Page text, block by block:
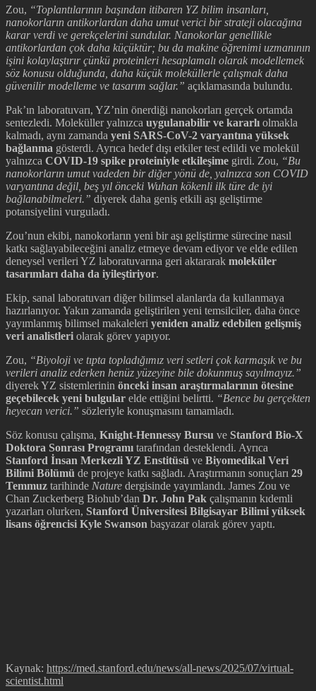
Zou, “Toplantılarının başından itibaren YZ bilim insanları,
nanokorların antikorlardan daha umut verici bir strateji olacağına
karar verdi ve gerekçelerini sundular. Nanokorlar genellikle
antikorlardan çok daha küçüktür; bu da makine öğrenimi uzmanının
işini kolaylaştırır çünkü proteinleri hesaplamalı olarak modellemek
söz konusu olduğunda, daha küçük moleküllerle çalışmak daha
güvenilir modelleme ve tasarım sağlar.” açıklamasında bulundu.
Pak’ın laboratuvarı, YZ’nin önerdiği nanokorları gerçek ortamda
sentezledi. Moleküller yalnızca uygulanabilir ve kararlı olmakla
kalmadı, aynı zamanda yeni SARS-CoV-2 varyantına yüksek
bağlanma gösterdi. Ayrıca hedef dışı etkiler test edildi ve molekül
yalnızca COVID-19 spike proteiniyle etkileşime girdi. Zou, “Bu
nanokorların umut vadeden bir diğer yönü de, yalnızca son COVID
varyantına değil, beş yıl önceki Wuhan kökenli ilk türe de iyi
bağlanabilmeleri.” diyerek daha geniş etkili aşı geliştirme
potansiyelini vurguladı.
Zou’nun ekibi, nanokorların yeni bir aşı geliştirme sürecine nasıl
katkı sağlayabileceğini analiz etmeye devam ediyor ve elde edilen
deneysel verileri YZ laboratuvarına geri aktararak moleküler
tasarımları daha da iyileştiriyor.
Ekip, sanal laboratuvarı diğer bilimsel alanlarda da kullanmaya
hazırlanıyor. Yakın zamanda geliştirilen yeni temsilciler, daha önce
yayımlanmış bilimsel makaleleri yeniden analiz edebilen gelişmiş
veri analistleri olarak görev yapıyor.
Zou, “Biyoloji ve tıpta topladığımız veri setleri çok karmaşık ve bu
verileri analiz ederken henüz yüzeyine bile dokunmuş sayılmayız.”
diyerek YZ sistemlerinin önceki insan araştırmalarının ötesine
geçebilecek yeni bulgular elde ettiğini belirtti. “Bence bu gerçekten
heyecan verici.” sözleriyle konuşmasını tamamladı.
Söz konusu çalışma, Knight-Hennessy Bursu ve Stanford Bio-X
Doktora Sonrası Programı tarafından desteklendi. Ayrıca
Stanford İnsan Merkezli YZ Enstitüsü ve Biyomedikal Veri
Bilimi Bölümü de projeye katkı sağladı. Araştırmanın sonuçları 29
Temmuz tarihinde Nature dergisinde yayımlandı. James Zou ve
Chan Zuckerberg Biohub’dan Dr. John Pak çalışmanın kıdemli
yazarları olurken, Stanford Üniversitesi Bilgisayar Bilimi yüksek
lisans öğrencisi Kyle Swanson başyazar olarak görev yaptı.
Kaynak: https://med.stanford.edu/news/all-news/2025/07/virtual-
scientist.html